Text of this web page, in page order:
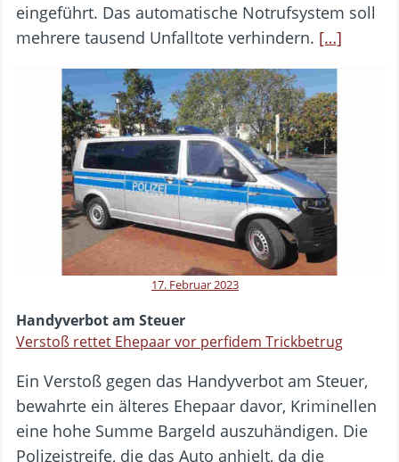
eingeführt. Das automatische Notrufsystem soll
mehrere tausend Unfalltote verhindern. […]
17. Februar 2023
Handyverbot am Steuer
Verstoß rettet Ehepaar vor perfidem Trickbetrug
Ein Verstoß gegen das Handyverbot am Steuer,
bewahrte ein älteres Ehepaar davor, Kriminellen
eine hohe Summe Bargeld auszuhändigen. Die
Polizeistreife, die das Auto anhielt, da die